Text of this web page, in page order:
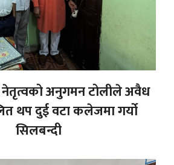
नेतृत्वको अनुगमन टोलीले अवैध
थप दुई वटा कलेजमा गर्यो
सिलबन्दी